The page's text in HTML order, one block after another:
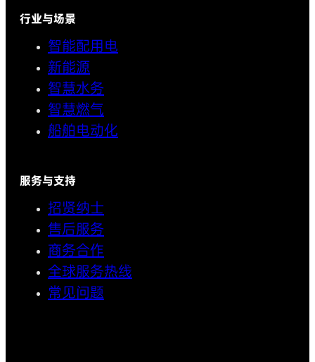
行业与场景
智能配用电
新能源
智慧水务
智慧燃气
船舶电动化
服务与支持
招贤纳士
售后服务
商务合作
全球服务热线
常见问题